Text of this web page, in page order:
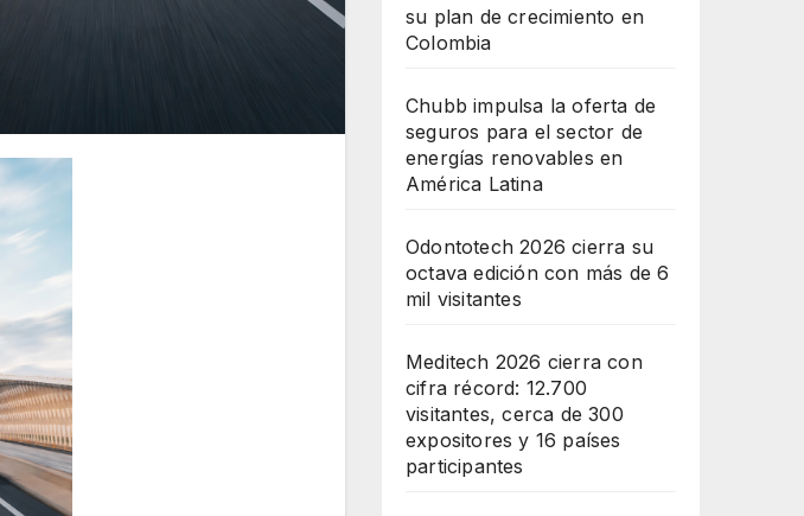
su plan de crecimiento en
Colombia
Chubb impulsa la oferta de
seguros para el sector de
energías renovables en
América Latina
Odontotech 2026 cierra su
octava edición con más de 6
mil visitantes
Meditech 2026 cierra con
cifra récord: 12.700
visitantes, cerca de 300
expositores y 16 países
participantes